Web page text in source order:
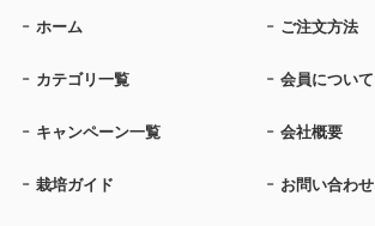
ホーム ご注文方法
カテゴリ一覧 会員について
キャンペーン一覧 会社概要
栽培ガイド お問い合わせ